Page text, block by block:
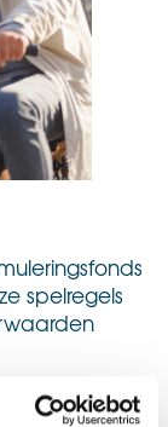
spelregels